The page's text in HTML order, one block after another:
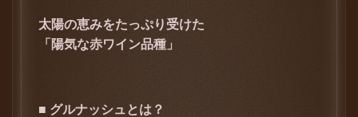
太陽の恵みをたっぷり受けた
「陽気な赤ワイン品種」
■ グルナッシュとは？